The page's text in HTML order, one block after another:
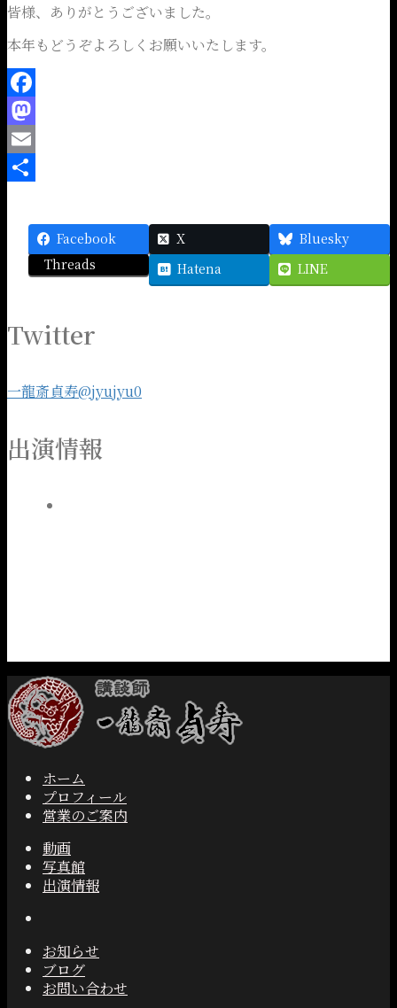
皆様、ありがとうございました。
本年もどうぞよろしくお願いいたします。
Facebook
Mastodon
Email
Facebook X
Bluesky
Threads
Hatena LINE
Twitter
一龍斎貞寿@jyujyu0
出演情報
ホーム
プロフィール
営業のご案内
動画
写真館
出演情報
お知らせ
ブログ
お問い合わせ